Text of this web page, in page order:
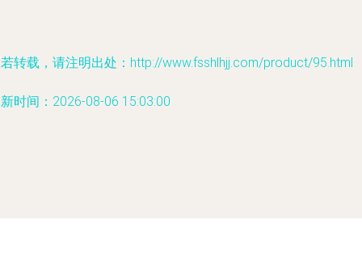
转载，请注明出处：http://www.fsshlhjj.com/product/95.html
时间：2026-08-06 15:03:00